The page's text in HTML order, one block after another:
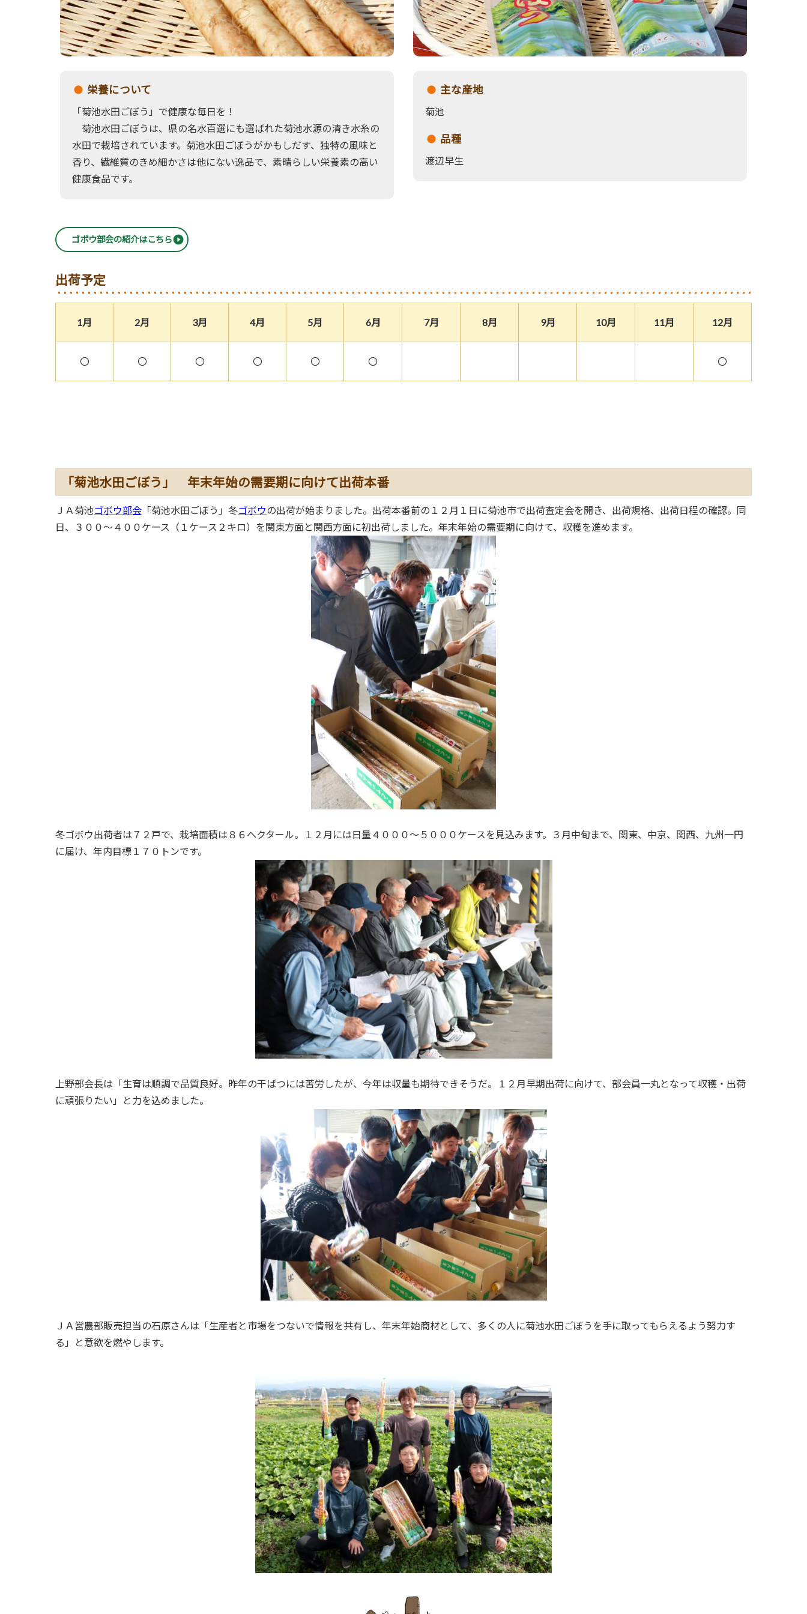
栄養について
「菊池水田ごぼう」で健康な毎日を！
菊池水田ごぼうは、県の名水百選にも選ばれた菊池水源の清き水糸の
水田で栽培されています。菊池水田ごぼうがかもしだす、独特の風味と
香り、繊維質のきめ細かさは他にない逸品で、素晴らしい栄養素の高い
健康食品です。
主な産地
菊池
品種
渡辺早生
ゴボウ部会の紹介はこちら
出荷予定
1月 2月 3月 4月 5月 6月 7月 8月 9月 10月 11月 12月
〇 〇 〇 〇 〇 〇 〇
「菊池水田ごぼう」 年末年始の需要期に向けて出荷本番
ＪＡ菊池ゴボウ部会 「菊池水田ごぼう」冬ゴボウの出荷が始まりました。出荷本番前の１２月１日に菊池市で出荷査定会を開き、出荷規格、出荷日程の確認。同
日、３００～４００ケース（１ケース２キロ）を関東方面と関西方面に初出荷しました。年末年始の需要期に向けて、収穫を進めます。
冬ゴボウ出荷者は７２戸で、栽培面積は８６ヘクタール。１２月には日量４０００～５０００ケースを見込みます。３月中旬まで、関東、中京、関西、九州一円
に届け、年内目標１７０トンです。
上野部会長は「生育は順調で品質良好。昨年の干ばつには苦労したが、今年は収量も期待できそうだ。１２月早期出荷に向けて、部会員一丸となって収穫・出荷
に頑張りたい」と力を込めました。
ＪＡ営農部販売担当の石原さんは「生産者と市場をつないで情報を共有し、年末年始商材として、多くの人に菊池水田ごぼうを手に取ってもらえるよう努力す
る」と意欲を燃やします。